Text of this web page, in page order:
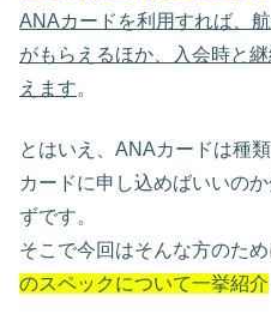
ANAカードを利用すれば、
がもらえるほか、入会時と
えます。
とはいえ、ANAカードは種
カードに申し込めばいいの
ずです。
そこで今回はそんな方のため
のスペックについて一挙紹介